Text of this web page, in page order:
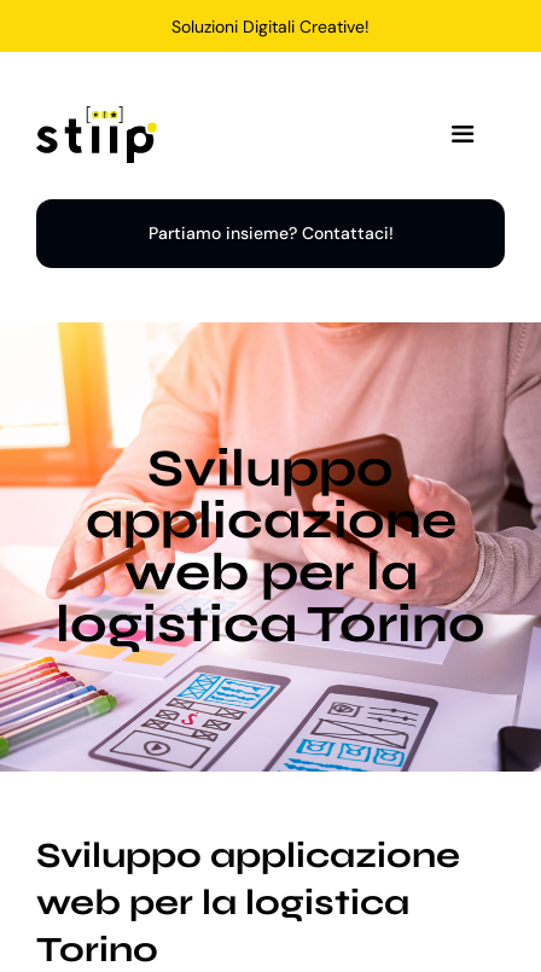
Soluzioni Digitali Creative!
Toggle
Home
Soluzioni
Chi Siamo
Portfolio
Blog
Supporto
Partiamo insieme? Contattaci!
Sviluppo
applicazione
web per la
logistica Torino
Sviluppo applicazione
web per la logistica
Torino